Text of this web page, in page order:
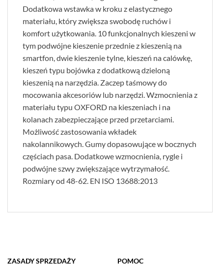
Dodatkowa wstawka w kroku z elastycznego
materiału, który zwiększa swobodę ruchów i
komfort użytkowania. 10 funkcjonalnych kieszeni w
tym podwójne kieszenie przednie z kieszenią na
smartfon, dwie kieszenie tylne, kieszeń na calówkę,
kieszeń typu bojówka z dodatkową dzieloną
kieszenią na narzędzia. Zaczep taśmowy do
mocowania akcesoriów lub narzędzi. Wzmocnienia z
materiału typu OXFORD na kieszeniach i na
kolanach zabezpieczające przed przetarciami.
Możliwość zastosowania wkładek
nakolannikowych. Gumy dopasowujące w bocznych
częściach pasa. Dodatkowe wzmocnienia, rygle i
podwójne szwy zwiększające wytrzymałość.
Rozmiary od 48-62. EN ISO 13688:2013
ZASADY SPRZEDAŻY POMOC